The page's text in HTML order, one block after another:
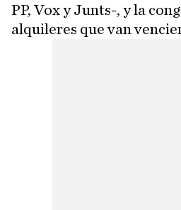
PP, Vox y Junts-, y la
alquileres que van